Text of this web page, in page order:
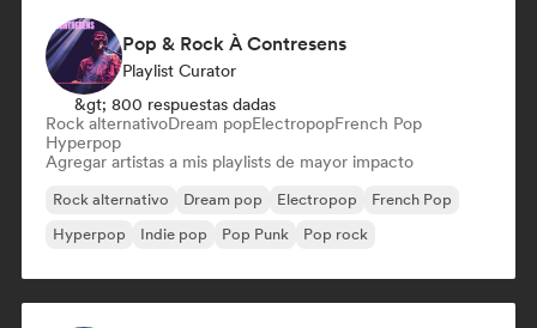
Pop & Rock À Contresens
Playlist Curator
&gt; 800 respuestas dadas
Rock alternativoDream popElectropopFrench Pop
Hyperpop
Agregar artistas a mis playlists de mayor impacto
Rock alternativo Dream pop Electropop
French Pop
Hyperpop
Indie pop Pop Punk Pop rock